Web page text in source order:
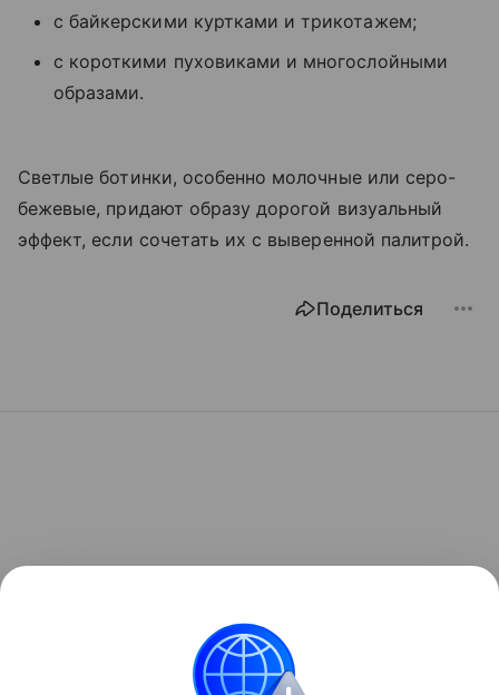
с байкерскими куртками и трикотажем;
с короткими пуховиками и многослойными
образами.
Светлые ботинки, особенно молочные или серо-
бежевые, придают образу дорогой визуальный
эффект, если сочетать их с выверенной палитрой.
Поделиться